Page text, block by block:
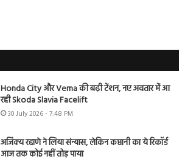
Honda City और Verna की बढ़ी टेंशन, नए अवतार में आ
रही Skoda Slavia Facelift
30 July 2026 - 7:48 PM
अजिंक्य रहाणे ने लिया संन्यास, लेकिन कप्तानी का ये रिकॉर्ड
आज तक कोई नहीं तोड़ पाया